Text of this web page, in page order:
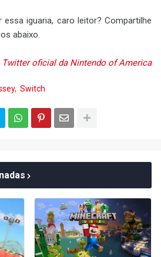
iguaria, caro leitor? Compartilhe
abaixo.
Twitter oficial da Nintendo of America
Switch